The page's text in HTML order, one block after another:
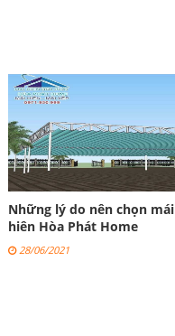
Những lý do nên chọn mái
hiên Hòa Phát Home
28/06/2021